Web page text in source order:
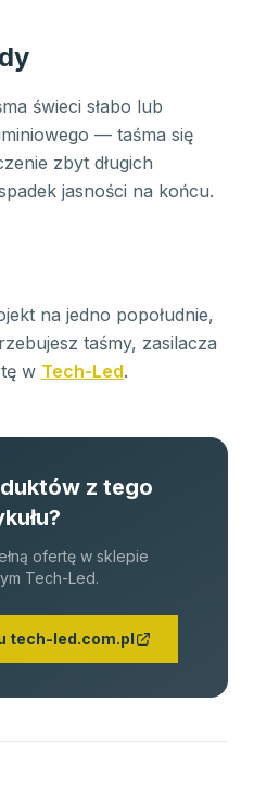
świeci słabo lub
— taśma się
zbyt długich
jasności na końcu.
na jedno popołudnie,
taśmy, zasilacza
w Tech-Led.
z tego
ofertę w sklepie
Tech-Led.
tech-led.com.pl